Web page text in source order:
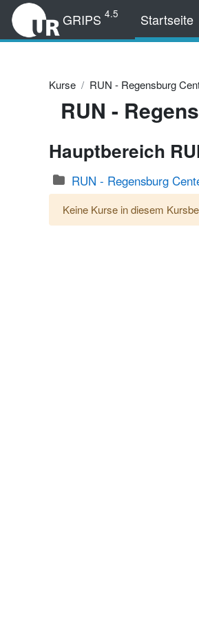
Zum Hauptinhalt
GRIPS 4.5 Startseite
Kurse RUN - Regensburg
RUN -
Hauptbereich
RUN - Regensburg
Keine Kurse in diesem